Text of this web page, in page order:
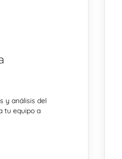
y análisis del
tu equipo a